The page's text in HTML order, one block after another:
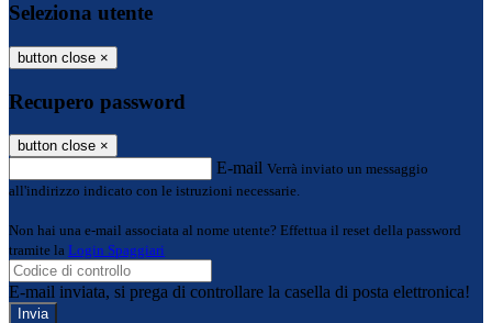
Seleziona utente
button close ×
Recupero password
button close ×
E-mail Verrà inviato un messaggio
all'indirizzo indicato con le istruzioni necessarie.
Non hai una e-mail associata al nome utente? Effettua il reset della password
tramite la Login Spaggiari
E-mail inviata, si prega di controllare la casella di posta elettronica!